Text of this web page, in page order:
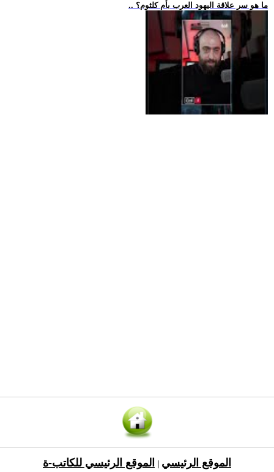
.. ما هو سر علاقة اليهود العرب بأم كلثوم؟
الموقع الرئيسي الموقع الرئيسي للكاتب-ة